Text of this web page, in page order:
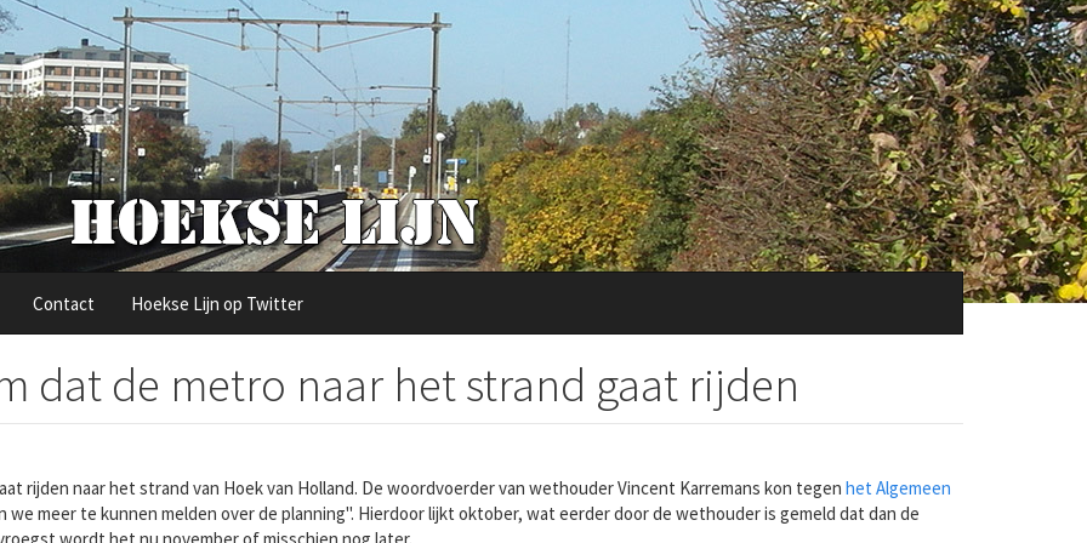
Contact Hoekse Lijn op Twitter
dat de metro naar het strand gaat rijden
rijden naar het strand van Hoek van Holland. De woordvoerder van wethouder Vincent Karremans kon tegen het Algemeen
meer te kunnen melden over de planning". Hierdoor lijkt oktober, wat eerder door de wethouder is gemeld dat dan de
wordt het nu november of misschien nog later.